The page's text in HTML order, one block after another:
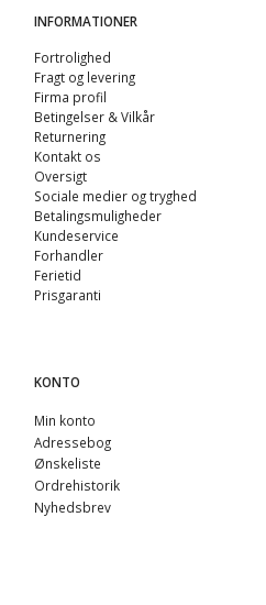
INFORMATIONER
Fortrolighed
Fragt og levering
Firma profil
Betingelser & Vilkår
Returnering
Kontakt os
Oversigt
Sociale medier og tryghed
Betalingsmuligheder
Kundeservice
Forhandler
Ferietid
Prisgaranti
KONTO
Min konto
Adressebog
Ønskeliste
Ordrehistorik
Nyhedsbrev